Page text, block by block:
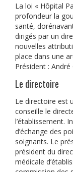
La loi « Hôpital
profondeur la
santé,
dirigés par un
nouvelles
place dans une
Président : André
Le directoire
Le directoire est
conseille le
l’établissement.
d’échange des
soignants. Le
président du
médicale